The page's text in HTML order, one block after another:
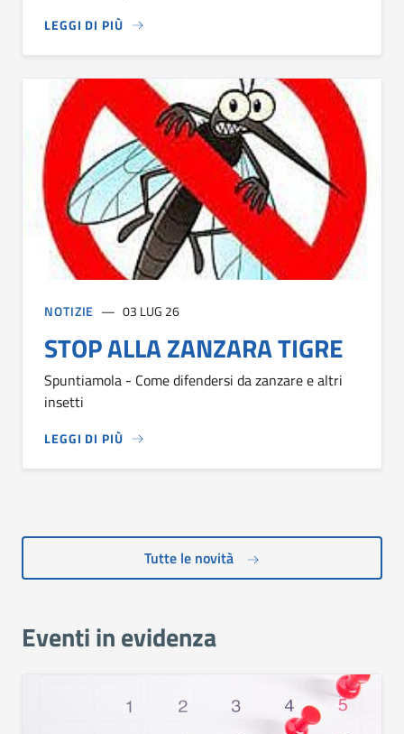
LEGGI DI PIÙ
NOTIZIE 03 LUG 26
STOP ALLA ZANZARA TIGRE
Spuntiamola - Come difendersi da zanzare e altri
insetti
LEGGI DI PIÙ
Tutte le novità
Eventi in evidenza